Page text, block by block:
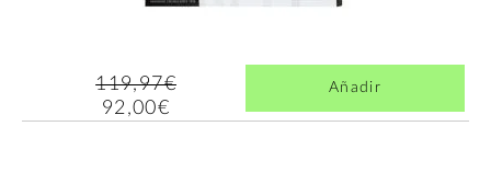
119,97€
92,00€
Añadir